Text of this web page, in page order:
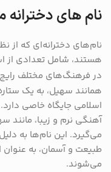
نام های
نام‌های دخترانه‌ای که از
هستند، شامل تعدادی
در فرهنگ‌های مختلف
همانند سهیل، به یک
اسلامی جایگاه خاصی
آهنگی نرم و زیبا، مانند
می‌گیرد. این نام‌ها به
طبیعت و آسمان، به
می‌شوند.